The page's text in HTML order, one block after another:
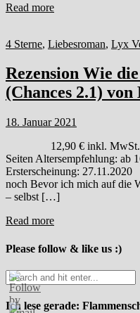
Read more
4 Sterne, Liebesroman, Lyx
Rezension Wie
(Chances 2.1)
18. Januar 2021
12,90 € inkl. MwSt.
Seiten Altersempfehlung: ab
Ersterscheinung: 27.11.2020
noch Bevor ich mich auf die
– selbst […]
Read more
Please follow & like us :)
Ich lese gerade: